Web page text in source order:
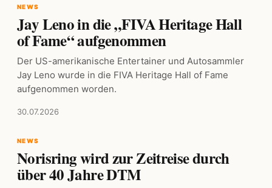
NEWS
Jay Leno in die „FIVA Heritage Hall
of Fame“ aufgenommen
Der US-amerikanische Entertainer und Autosammler
Jay Leno wurde in die FIVA Heritage Hall of Fame
aufgenommen worden.
30.07.2026
NEWS
Norisring wird zur Zeitreise durch
über 40 Jahre DTM